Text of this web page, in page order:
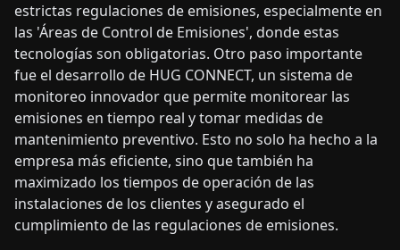
estrictas regulaciones de emisiones, especialmente en
las 'Áreas de Control de Emisiones', donde estas
tecnologías son obligatorias. Otro paso importante
fue el desarrollo de HUG CONNECT, un sistema de
monitoreo innovador que permite monitorear las
emisiones en tiempo real y tomar medidas de
mantenimiento preventivo. Esto no solo ha hecho a la
empresa más eficiente, sino que también ha
maximizado los tiempos de operación de las
instalaciones de los clientes y asegurado el
cumplimiento de las regulaciones de emisiones.